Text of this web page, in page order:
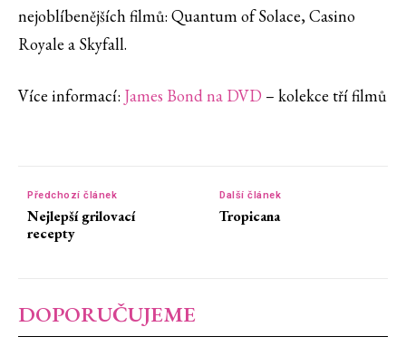
nejoblíbenějších filmů: Quantum of Solace, Casino
Royale a Skyfall.
Více informací: James Bond na DVD – kolekce tří filmů
Předchozí článek
Nejlepší grilovací
recepty
Další článek
Tropicana
DOPORUČUJEME